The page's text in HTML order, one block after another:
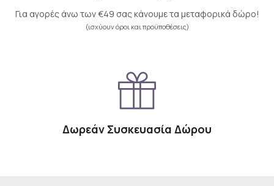
Για αγορές άνω των €49 σας κάνουμε τα μεταφορικά δώρο!
(ισχύουν όροι και προϋποθέσεις)
Δωρεάν Συσκευασία Δώρου